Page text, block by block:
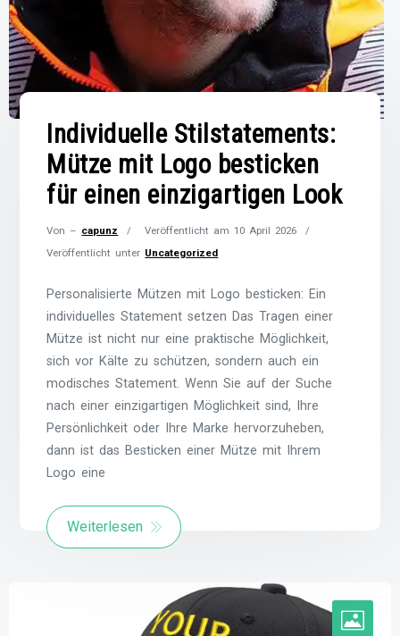
Individuelle Stilstatements:
Mütze mit Logo besticken
für einen einzigartigen Look
Von – capunz Veröffentlicht am10 April 2026
Veröffentlicht unter Uncategorized
Personalisierte Mützen mit Logo besticken: Ein
individuelles Statement setzen Das Tragen einer
Mütze ist nicht nur eine praktische Möglichkeit,
sich vor Kälte zu schützen, sondern auch ein
modisches Statement. Wenn Sie auf der Suche
nach einer einzigartigen Möglichkeit sind, Ihre
Persönlichkeit oder Ihre Marke hervorzuheben,
dann ist das Besticken einer Mütze mit Ihrem
Logo eine
Weiterlesen